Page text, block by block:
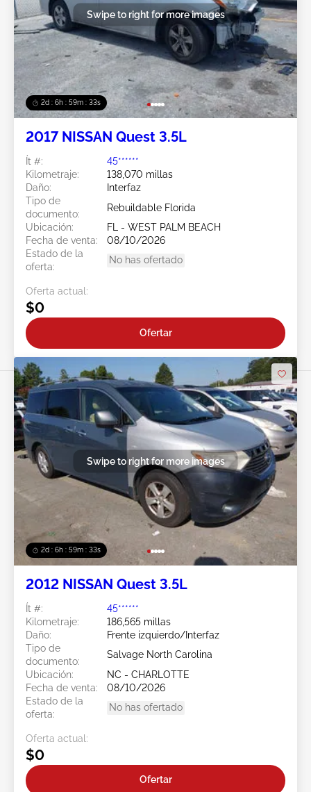
2d : 6h : 59m : 31s
Swipe to right for more images
2017 NISSAN Quest 3.5L
Ít #:
45******
Kilometraje:
138,070 millas
Daño:
Interfaz
Tipo de
documento:
Rebuildable Florida
Ubicación:
FL - WEST PALM BEACH
Fecha de venta:
08/10/2026
Estado de la
oferta:
No has ofertado
Oferta actual:
$0
Ofertar
2d : 6h : 59m : 31s
Swipe to right for more images
2012 NISSAN Quest 3.5L
Ít #:
45******
Kilometraje:
186,565 millas
Daño:
Frente izquierdo/Interfaz
Tipo de
documento:
Salvage North Carolina
Ubicación:
NC - CHARLOTTE
Fecha de venta:
08/10/2026
Estado de la
oferta:
No has ofertado
Oferta actual:
$0
Ofertar